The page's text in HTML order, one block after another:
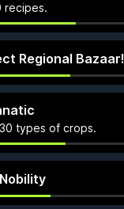
recipes.
Regional Bazaar!
types of crops.